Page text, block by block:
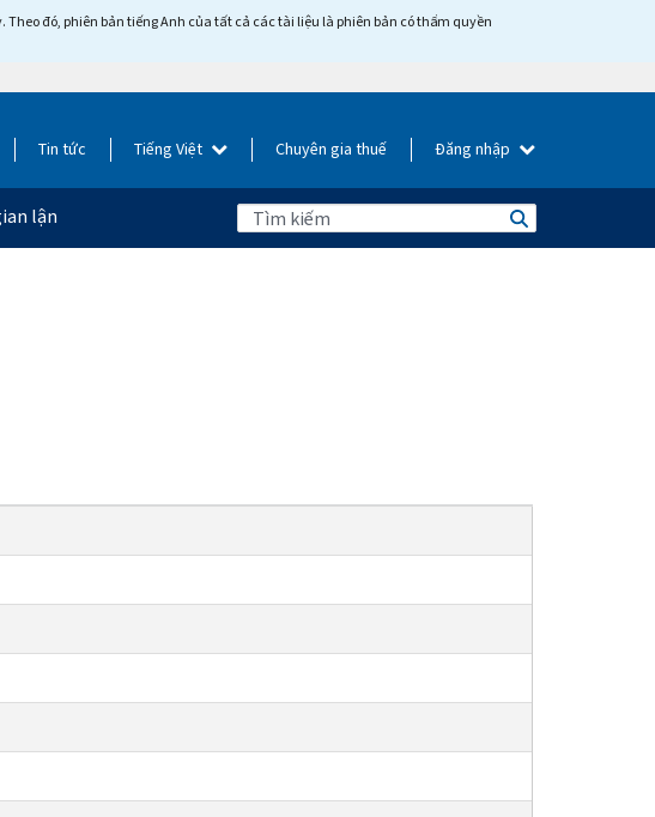
đó, phiên bản tiếng Anh của tất cả các tài liệu là phiên bản có thẩm quyền
Tin tức Tiếng Việt Chuyên gia thuế Đăng nhập
lận